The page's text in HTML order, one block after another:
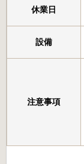
休業日
設備
注意事項